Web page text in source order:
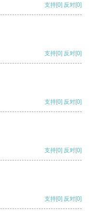
支持[0] 反对[0]
支持[0] 反对[0]
支持[0] 反对[0]
支持[0] 反对[0]
支持[0] 反对[0]